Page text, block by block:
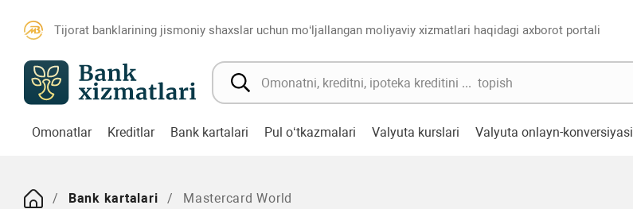
Tijorat banklarining jismoniy shaxslar uchun mo‘ljallangan moliyaviy xizmatlari haqidagi axborot portali
Omonatlar Kreditlar Bank kartalari Pul o‘tkazmalari Valyuta kurslari Valyuta onlayn-konversiyasi
Bank kartalari Mastercard World